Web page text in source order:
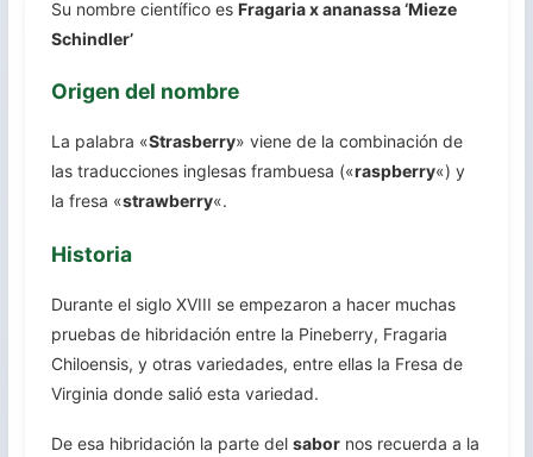
Su nombre científico es Fragaria x ananassa ‘Mieze
Schindler’
Origen del nombre
La palabra «Strasberry» viene de la combinación de
las traducciones inglesas frambuesa («raspberry«) y
la fresa «strawberry«.
Historia
Durante el siglo XVIII se empezaron a hacer muchas
pruebas de hibridación entre la Pineberry, Fragaria
Chiloensis, y otras variedades, entre ellas la Fresa de
Virginia donde salió esta variedad.
De esa hibridación la parte del sabor nos recuerda a la